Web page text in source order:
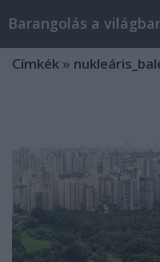
Barangolás a
Címkék »